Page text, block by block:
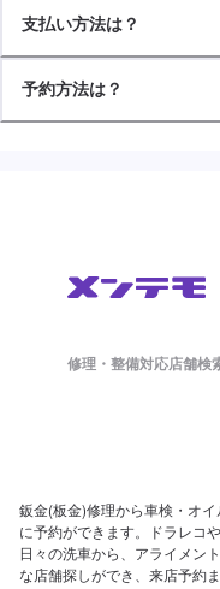
支払い方法は？
予約方法は？
修理・整備対応店舗検
鈑金(板金)修理から車検・オ
に予約ができます。ドラレコ
日々の洗車から、アライメン
な店舗探しができ、来店予約